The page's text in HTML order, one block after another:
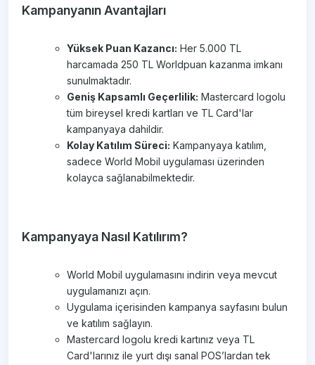
Kampanyanın Avantajları
Yüksek Puan Kazancı: Her 5.000 TL
harcamada 250 TL Worldpuan kazanma imkanı
sunulmaktadır.
Geniş Kapsamlı Geçerlilik: Mastercard logolu
tüm bireysel kredi kartları ve TL Card'lar
kampanyaya dahildir.
Kolay Katılım Süreci: Kampanyaya katılım,
sadece World Mobil uygulaması üzerinden
kolayca sağlanabilmektedir.
Kampanyaya Nasıl Katılırım?
World Mobil uygulamasını indirin veya mevcut
uygulamanızı açın.
Uygulama içerisinden kampanya sayfasını bulun
ve katılım sağlayın.
Mastercard logolu kredi kartınız veya TL
Card'larınız ile yurt dışı sanal POS’lardan tek